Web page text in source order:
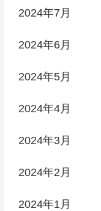
2024年7月
2024年6月
2024年5月
2024年4月
2024年3月
2024年2月
2024年1月